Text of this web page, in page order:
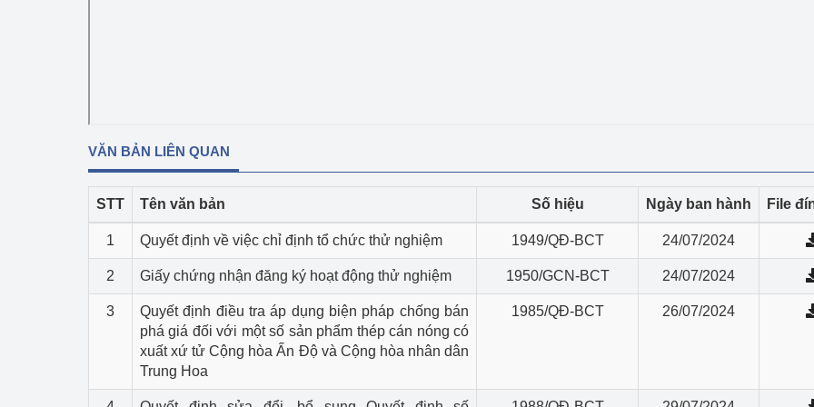
VĂN BẢN LIÊN QUAN
STT Tên văn bản Số hiệu Ngày ban hành File
1 Quyết định về việc chỉ định tổ chức thử nghiệm 1949/QĐ-BCT 24/07/2024
2 Giấy chứng nhận đăng ký hoạt động thử nghiệm 1950/GCN-BCT 24/07/2024
3
Quyết định điều tra áp dụng biện pháp chống bán
phá giá đối với một số sản phẩm thép cán nóng có
xuất xứ tử Cộng hòa Ấn Độ và Cộng hòa nhân dân
Trung Hoa
1985/QĐ-BCT 26/07/2024